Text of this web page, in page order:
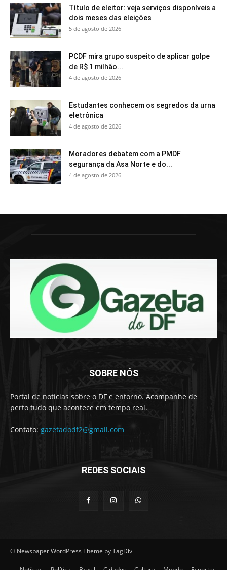
Título de eleitor: veja serviços disponíveis a
dois meses das eleições
5 de agosto de 2026
PCDF mira grupo suspeito de aplicar golpe
de R$ 1 milhão...
4 de agosto de 2026
Estudantes conhecem os segredos da urna
eletrônica
4 de agosto de 2026
Moradores debatem com a PMDF
segurança da Asa Norte e do...
4 de agosto de 2026
SOBRE NÓS
Portal de notícias sobre o DF e entorno. Acompanhe de
perto tudo que acontece em tempo real.
Contato: gazetadodf2@gmail.com
REDES SOCIAIS
© Newspaper WordPress Theme by TagDiv